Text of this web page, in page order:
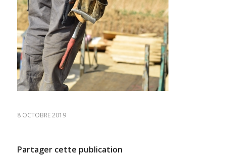
8 OCTOBRE 2019
Partager cette publication